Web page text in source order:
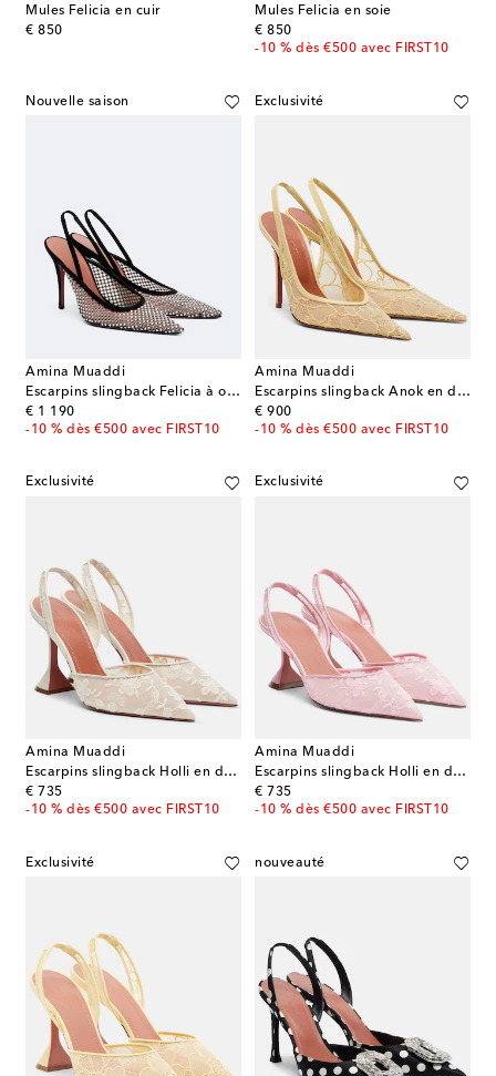
Mules Felicia en cuir
€ 850
original price
Mules Felicia en soie
€ 850
original price
-10 % dès €500 avec FIRST10
Nouvelle saison
Amina Muaddi
Escarpins slingback Felicia à ornements
€ 1 190
original price
-10 % dès €500 avec FIRST10
Exclusivité
Amina Muaddi
Escarpins slingback Anok en dentelle
€ 900
original price
-10 % dès €500 avec FIRST10
Exclusivité
Amina Muaddi
Escarpins slingback Holli en dentelle et cuir
€ 735
original price
-10 % dès €500 avec FIRST10
Exclusivité
Amina Muaddi
Escarpins slingback Holli en dentelle
€ 735
original price
-10 % dès €500 avec FIRST10
Exclusivité nouveauté